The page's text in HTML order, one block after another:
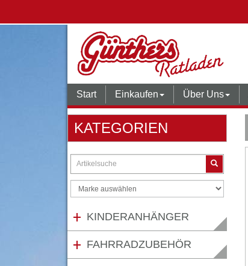
Start Einkaufen Über Uns
KATEGORIEN
KINDERANHÄNGER
FAHRRADZUBEHÖR